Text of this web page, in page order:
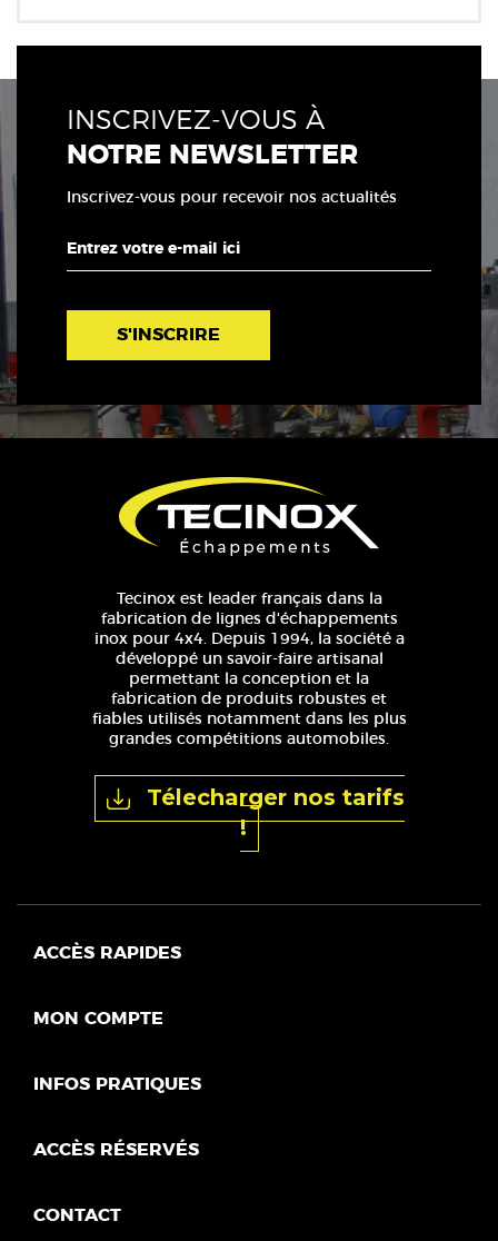
INSCRIVEZ-VOUS À
NOTRE NEWSLETTER
Inscrivez-vous pour recevoir nos actualités
S'INSCRIRE
Tecinox est leader français dans la
fabrication de lignes d'échappements
inox pour 4x4. Depuis 1994, la société a
développé un savoir-faire artisanal
permettant la conception et la
fabrication de produits robustes et
fiables utilisés notamment dans les plus
grandes compétitions automobiles.
Télecharger nos tarifs
!
ACCÈS RAPIDES
MON COMPTE
INFOS PRATIQUES
ACCÈS RÉSERVÉS
CONTACT